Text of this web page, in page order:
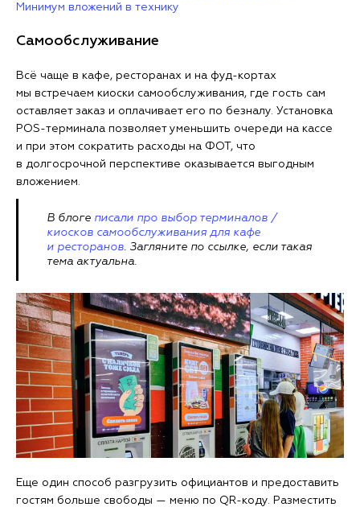
Минимум вложений в технику
Самообслуживание
Всё чаще в кафе, ресторанах и на фуд-кортах
мы встречаем киоски самообслуживания, где гость сам
оставляет заказ и оплачивает его по безналу. Установка
POS-терминала позволяет уменьшить очереди на кассе
и при этом сократить расходы на ФОТ, что
в долгосрочной перспективе оказывается выгодным
вложением.
В блоге писали про выбор терминалов /
киосков самообслуживания для кафе
и ресторанов. Загляните по ссылке, если такая
тема актуальна.
Еще один способ разгрузить официантов и предоставить
гостям больше свободы — меню по QR-коду. Разместить